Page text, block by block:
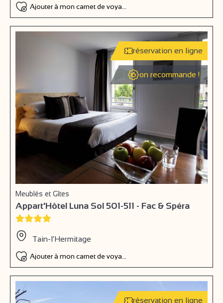
Ajouter à mon carnet de voyage
réservation en ligne
on recommande !
Meublés et Gîtes
Appart'Hôtel Luna Sol 501-511 - Fac & Spéra
Tain-l'Hermitage
Ajouter à mon carnet de voyage
réservation en ligne